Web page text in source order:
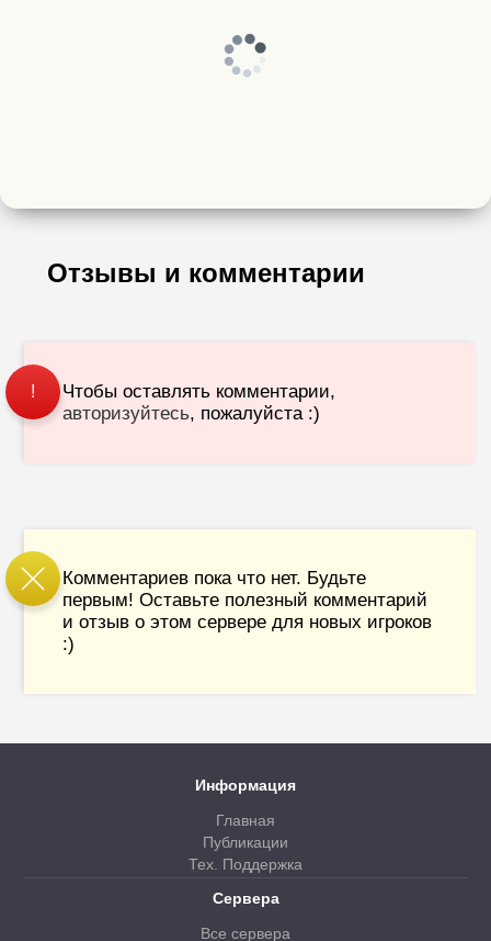
Отзывы и комментарии
!
Чтобы оставлять комментарии,
авторизуйтесь, пожалуйста :)
Комментариев пока что нет. Будьте
первым! Оставьте полезный комментарий
и отзыв о этом сервере для новых игроков
:)
Информация
Главная
Публикации
Тех. Поддержка
Сервера
Все сервера